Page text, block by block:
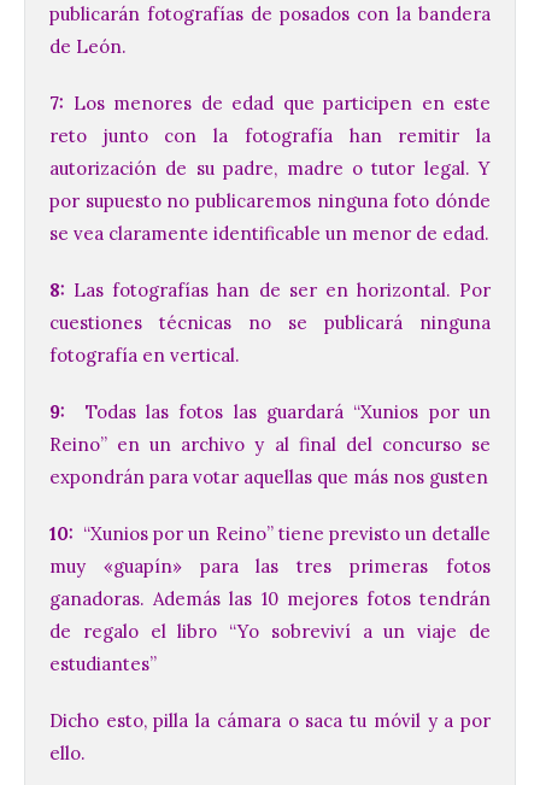
publicarán fotografías de posados con la bandera
de León.
7: Los menores de edad que participen en este
reto junto con la fotografía han remitir la
autorización de su padre, madre o tutor legal. Y
por supuesto no publicaremos ninguna foto dónde
se vea claramente identificable un menor de edad.
8: Las fotografías han de ser en horizontal. Por
cuestiones técnicas no se publicará ninguna
fotografía en vertical.
9: Todas las fotos las guardará “Xunios por un
Reino” en un archivo y al final del concurso se
expondrán para votar aquellas que más nos gusten
10: “Xunios por un Reino” tiene previsto un detalle
muy «guapín» para las tres primeras fotos
ganadoras. Además las 10 mejores fotos tendrán
de regalo el libro “Yo sobreviví a un viaje de
estudiantes”
Dicho esto, pilla la cámara o saca tu móvil y a por
ello.
La UPSA impulsa la